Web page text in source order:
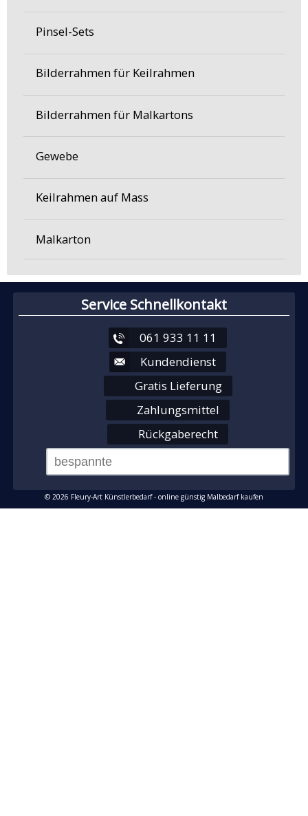
Pinsel-Sets
Bilderrahmen für Keilrahmen
Bilderrahmen für Malkartons
Gewebe
Keilrahmen auf Mass
Malkarton
Service Schnellkontakt
061 933 11 11
Kundendienst
Gratis Lieferung
Zahlungsmittel
Rückgaberecht
© 2026 Fleury-Art Künstlerbedarf - online günstig Malbedarf kaufen